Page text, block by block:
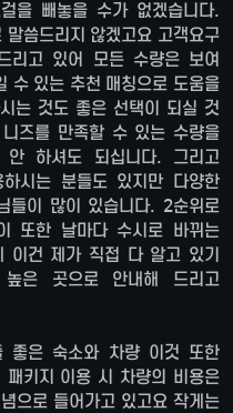
을 빼놓을 수가 없겠습니다.
씀드리지 않겠고요 고객요구
리고 있어 모든 수량은 보여
수 있는 추천 매칭으로 도움을
는 것도 좋은 선택이 되실 것
즈를 만족할 수 있는 수량을
하셔도 되십니다. 그리고
시는 분들도 있지만 다양한
들이 많이 있습니다. 2순위로
또한 날마다 수시로 바뀌는
이건 제가 직접 다 알고 있기
은 곳으로 안내해 드리고
좋은 숙소와 차량 이것 또한
패키지 이용 시 차량의 비용은
으로 들어가고 있고요 작게는